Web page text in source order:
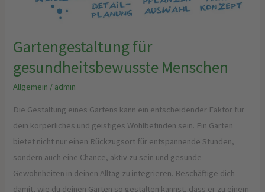
Gartengestaltung für
gesundheitsbewusste Menschen
Allgemein / admin
Die Gestaltung eines Gartens kann ein entscheidender Faktor für
dein körperliches und geistiges Wohlbefinden sein. Ein Garten
bietet nicht nur einen Rückzugsort für entspannende Stunden,
sondern auch eine Chance, aktiv zu sein und gesunde
Gewohnheiten in deinen Alltag zu integrieren. Beschäftige dich
damit, wie du deinen Garten so gestalten kannst, dass er zu einem